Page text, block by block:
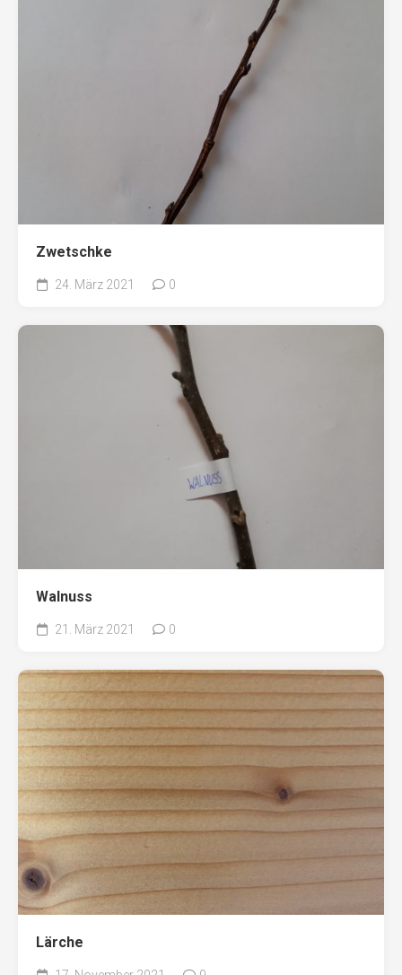
Zwetschke
24. März 2021 0
Walnuss
21. März 2021 0
Lärche